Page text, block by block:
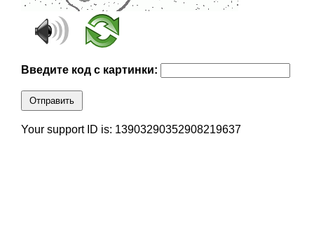
Введите код с картинки:
Отправить
Your support ID is: 13903290352908219637